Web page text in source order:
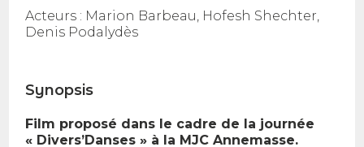
Acteurs : Marion Barbeau, Hofesh Shechter,
Denis Podalydès
Synopsis
Film proposé dans le cadre de la journée
« Divers’Danses » à la MJC Annemasse.